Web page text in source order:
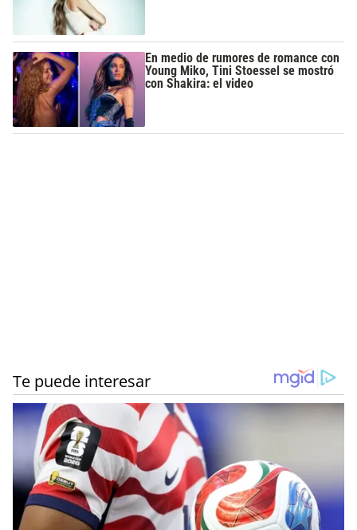
En medio de rumores de romance con
Young Miko, Tini Stoessel se mostró
con Shakira: el video